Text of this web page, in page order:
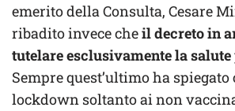
emerito della Consulta, Cesare
ribadito invece cheil decreto in
tutelare esclusivamente la
Sempre quest’ultimo ha
lockdown soltanto ai non